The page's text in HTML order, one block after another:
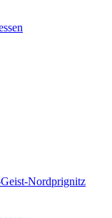
Nordprignitz